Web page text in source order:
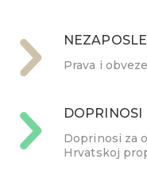
Prava i
DOPRINOSI
Doprinosi za
Hrvatskoj